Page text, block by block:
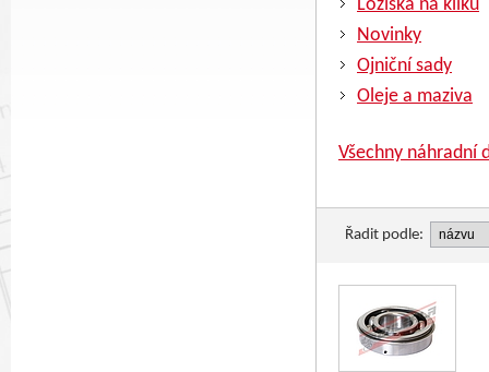
Ložiska na kliku
Novinky
Ojniční sady
Oleje a maziva
Všechny náhradní
Řadit podle: